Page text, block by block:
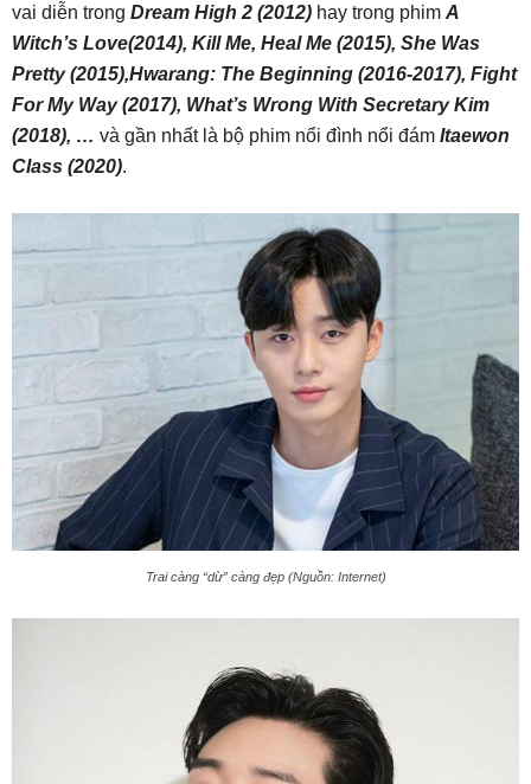
vai diễn trong Dream High 2 (2012) hay trong phim A
Witch’s Love(2014), Kill Me, Heal Me (2015), She Was
Pretty (2015),Hwarang: The Beginning (2016-2017), Fight
For My Way (2017), What’s Wrong With Secretary Kim
(2018), … và gần nhất là bộ phim nổi đình nổi đám Itaewon
Class (2020).
Trai càng “dừ” càng đẹp (Nguồn: Internet)